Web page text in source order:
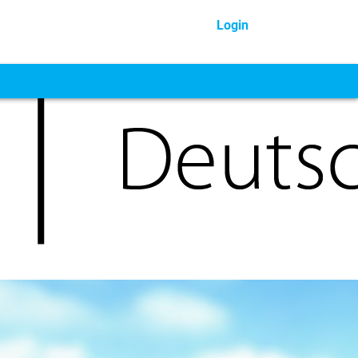
Login